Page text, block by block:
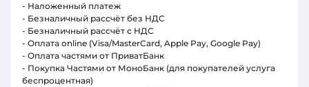
- Наложенный платеж
- Безналичный рассчёт без НДС
- Безналичный рассчёт с НДС
- Оплата online (Visa/MasterCard, Apple Pay, Google Pay)
- Оплата частями от ПриватБанк
- Покупка Частями от МоноБанк (для покупателей услуга
беспроцентная)